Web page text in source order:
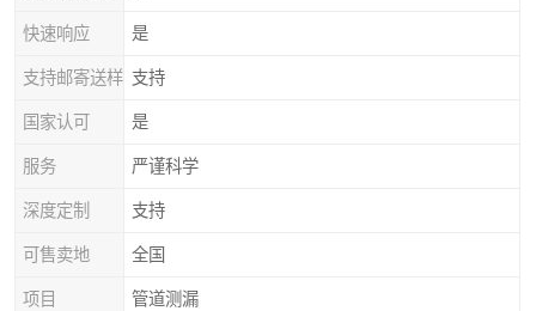
快速响应 是
支持邮寄送样 支持
国家认可 是
服务 严谨科学
深度定制 支持
可售卖地 全国
项目 管道测漏